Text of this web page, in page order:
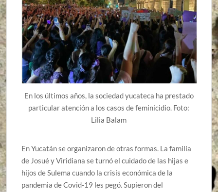
En los últimos años, la sociedad yucateca ha prestado
particular atención a los casos de feminicidio. Foto:
Lilia Balam
En Yucatán se organizaron de otras formas. La familia
de Josué y Viridiana se turnó el cuidado de las hijas e
hijos de Sulema cuando la crisis económica de la
pandemia de Covid-19 les pegó. Supieron del